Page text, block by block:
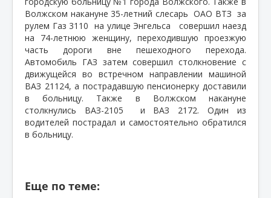
Волжском накануне 35-летний слесарь ОАО ВТЗ за
рулем Газ 3110 на улице Энгельса
совершил наезд
на 74-летнюю женщину, переходившую проезжую
часть дороги вне пешеходного перехода.
Автомобиль ГАЗ затем совершил столкновение с
движущейся во встречном направлении машиной
ВАЗ 21124, а пострадавшую пенсионерку доставили
в больницу. Также в Волжском накануне
столкнулись ВАЗ-2105
и ВАЗ 2172. Один из
водителей пострадал и самостоятельно обратился
в больницу.
Еще по теме: